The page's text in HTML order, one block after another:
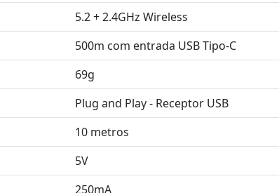
5.2 + 2.4GHz Wireless
500m com entrada USB Tipo-C
69g
Plug and Play - Receptor USB
10 metros
5V
250mA